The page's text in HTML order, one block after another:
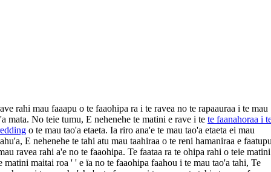
rahi mau faaapu o te faaohipa ra i te ravea no te rapaauraa i te mau
mata. No teie tumu, E nehenehe te matini e rave i tete faanahoraa i
o te mau tao'a etaeta. Ia riro ana'e te mau tao'a etaeta ei mau
E nehenehe te tahi atu mau taahiraa o te reni hamaniraa e
ravea rahi a'e no te faaohipa. Te faataa ra te ohipa rahi o teie
matini maitai roa ' ' e ïa no te faaohipa faahou i te mau tao'a tahi, Te